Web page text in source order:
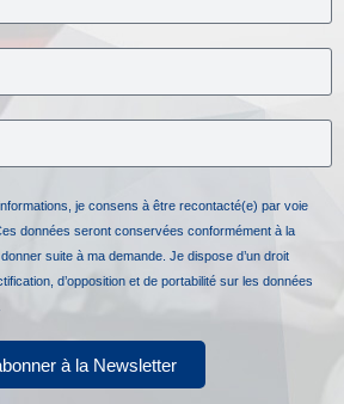
je consens à être recontacté(e) par voie
données seront conservées conformément à la
suite à ma demande. Je dispose d’un droit
d’opposition et de portabilité sur les données
à la Newsletter